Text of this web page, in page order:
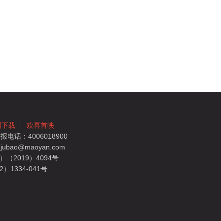
下载
欢喜首映
电话：4006018900
（2019）4094号
）1334-041号